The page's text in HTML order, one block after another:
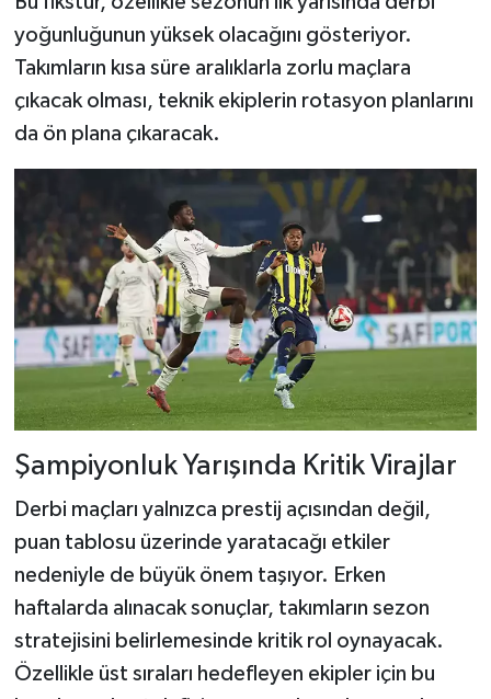
yoğunluğunun yüksek olacağını gösteriyor.
Takımların kısa süre aralıklarla zorlu maçlara
çıkacak olması, teknik ekiplerin rotasyon planlarını
da ön plana çıkaracak.
Şampiyonluk Yarışında Kritik Virajlar
Derbi maçları yalnızca prestij açısından değil,
puan tablosu üzerinde yaratacağı etkiler
nedeniyle de büyük önem taşıyor. Erken
haftalarda alınacak sonuçlar, takımların sezon
stratejisini belirlemesinde kritik rol oynayacak.
Özellikle üst sıraları hedefleyen ekipler için bu